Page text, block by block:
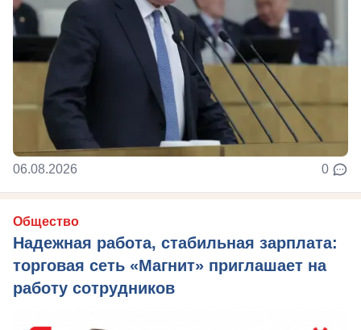
06.08.2026 0
Общество
Надежная работа, стабильная зарплата:
торговая сеть «Магнит» приглашает на
работу сотрудников